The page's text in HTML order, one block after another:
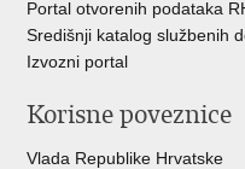
Portal otvorenih podataka
Središnji katalog službenih
Izvozni portal
Korisne poveznice
Vlada Republike Hrvatske